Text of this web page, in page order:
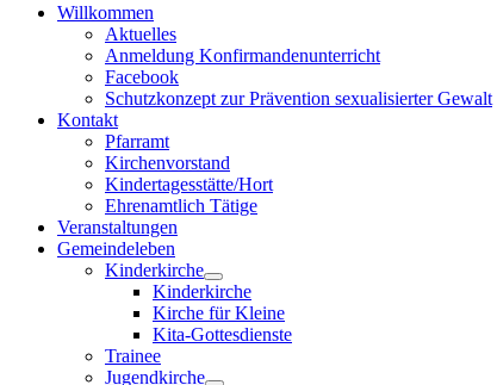
Willkommen
Aktuelles
Anmeldung Konfirmandenunterricht
Facebook
Schutzkonzept zur Prävention sexualisierter Gewalt
Kontakt
Pfarramt
Kirchenvorstand
Kindertagesstätte/Hort
Ehrenamtlich Tätige
Veranstaltungen
Gemeindeleben
Kinderkirche
Kinderkirche
Kirche für Kleine
Kita-Gottesdienste
Trainee
Jugendkirche